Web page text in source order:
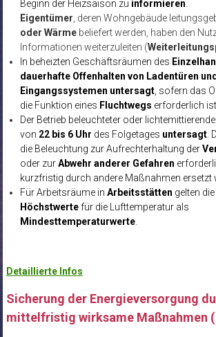
Beginn der Heizsaison zu informieren
Eigentümer , deren Wohngebäude
oder Wärmebeliefert werden, haben den
Informationen weiterzuleiten (
In beheizten Geschäftsräumen des
dauerhafte Offenhalten von Ladentüren und
Eingangssystemen untersagt, sofern das
die Funktion eines Fluchtwegs erforderlich ist.
Der Betrieb beleuchteter oder
von 22 bis 6 Uhr des Folgetages untersagt.
die Beleuchtung zur Aufrechterhaltung der
oder zurAbwehr anderer Gefahren
kurzfristig durch andere Maßnahmen ersetzt
Für Arbeitsräume in Arbeitsstätten gelten die
Höchstwertefür die Lufttemperatur als
Mindesttemperaturwerte.
Detaillierte Infos
Sicherung der Energieversorgung
mittelfristig wirksame Maßnahmen